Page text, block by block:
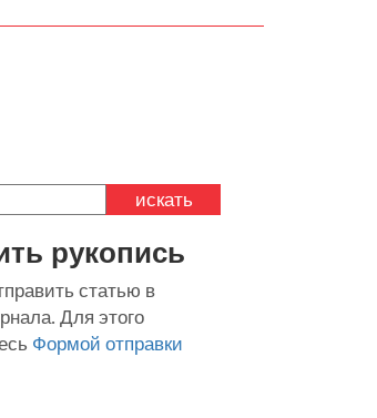
искать
рукопись
статью в
Для этого
Формой отправки